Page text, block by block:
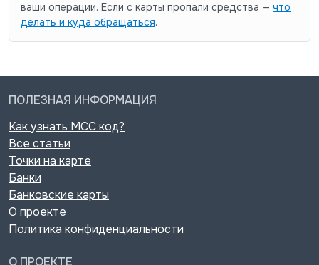
ваши операции. Если с карты пропали средства — что
делать и куда обращаться.
ПОЛЕЗНАЯ ИНФОРМАЦИЯ
Как узнать MCC код?
Все статьи
Точки на карте
Банки
Банковские карты
О проекте
Политика конфиденциальности
О ПРОЕКТЕ